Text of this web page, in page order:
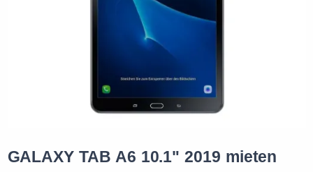
GALAXY TAB A6 10.1" 2019 mieten